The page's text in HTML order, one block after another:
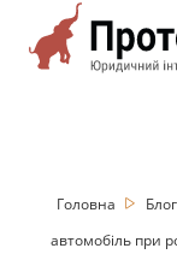
Головна Блог
автомобіль при